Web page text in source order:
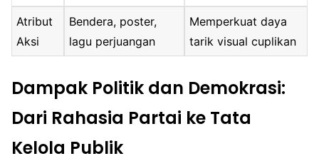
Atribut
Aksi
Bendera, poster,
lagu perjuangan
Memperkuat daya
tarik visual cuplikan
Dampak Politik dan Demokrasi:
Dari Rahasia Partai ke Tata
Kelola Publik